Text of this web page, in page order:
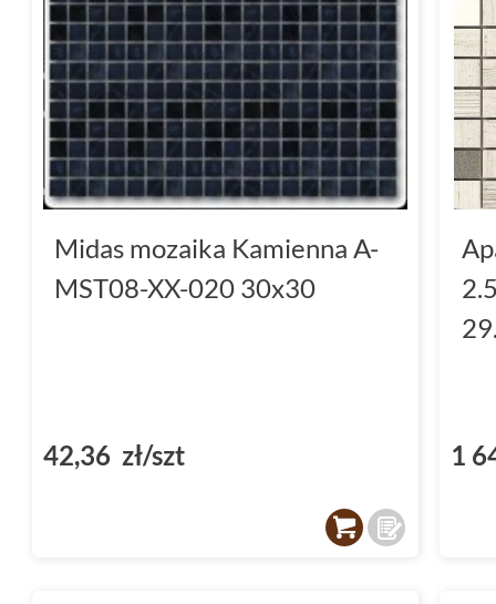
Midas mozaika Kamienna A-
MST08-XX-020 30x30
42,36 zł/szt 1